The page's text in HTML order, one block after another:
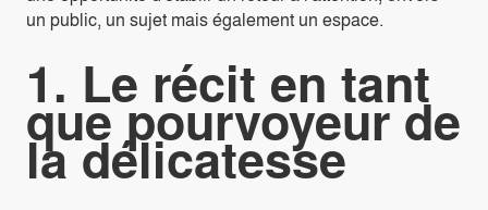
un public, un sujet mais également un espace.
1. Le récit en tant
que pourvoyeur de
la délicatesse